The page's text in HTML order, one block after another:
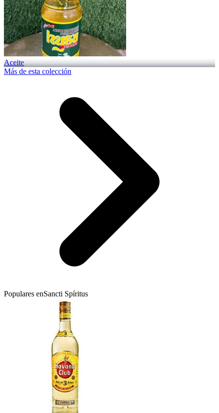
Aceite
Más de esta colección
Populares enSancti Spíritus